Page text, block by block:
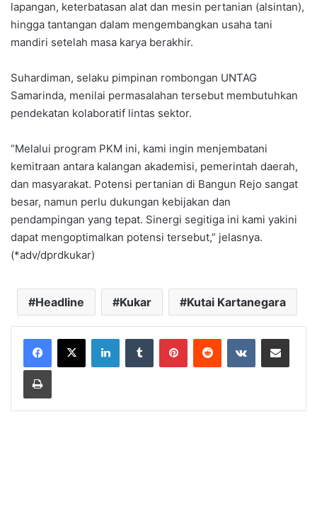
lapangan, keterbatasan alat dan mesin pertanian (alsintan),
hingga tantangan dalam mengembangkan usaha tani
mandiri setelah masa karya berakhir.
Suhardiman, selaku pimpinan rombongan UNTAG
Samarinda, menilai permasalahan tersebut membutuhkan
pendekatan kolaboratif lintas sektor.
“Melalui program PKM ini, kami ingin menjembatani
kemitraan antara kalangan akademisi, pemerintah daerah,
dan masyarakat. Potensi pertanian di Bangun Rejo sangat
besar, namun perlu dukungan kebijakan dan
pendampingan yang tepat. Sinergi segitiga ini kami yakini
dapat mengoptimalkan potensi tersebut,” jelasnya.
(*adv/dprdkukar)
Headline Kukar Kutai Kartanegara
LinkedInTumblr PinterestReddit VKontakteShare via Email
Print